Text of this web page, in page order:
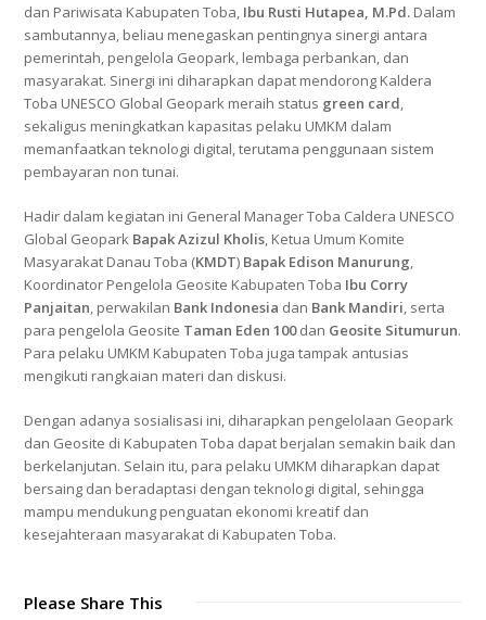
dan Pariwisata Kabupaten Toba, Ibu Rusti Hutapea, M.Pd. Dalam
sambutannya, beliau menegaskan pentingnya sinergi antara
pemerintah, pengelola Geopark, lembaga perbankan, dan
masyarakat. Sinergi ini diharapkan dapat mendorong Kaldera
Toba UNESCO Global Geopark meraih status green card,
sekaligus meningkatkan kapasitas pelaku UMKM dalam
memanfaatkan teknologi digital, terutama penggunaan sistem
pembayaran non tunai.
Hadir dalam kegiatan ini General Manager Toba Caldera UNESCO
Global Geopark Bapak Azizul Kholis, Ketua Umum Komite
Masyarakat Danau Toba (KMDT) Bapak Edison Manurung,
Koordinator Pengelola Geosite Kabupaten Toba Ibu Corry
Panjaitan, perwakilan Bank Indonesia dan Bank Mandiri, serta
para pengelola Geosite Taman Eden 100dan Geosite Situmurun.
Para pelaku UMKM Kabupaten Toba juga tampak antusias
mengikuti rangkaian materi dan diskusi.
Dengan adanya sosialisasi ini, diharapkan pengelolaan Geopark
dan Geosite di Kabupaten Toba dapat berjalan semakin baik dan
berkelanjutan. Selain itu, para pelaku UMKM diharapkan dapat
bersaing dan beradaptasi dengan teknologi digital, sehingga
mampu mendukung penguatan ekonomi kreatif dan
kesejahteraan masyarakat di Kabupaten Toba.
Please Share This